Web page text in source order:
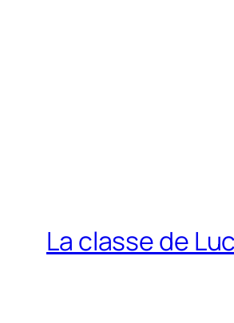
La classe de